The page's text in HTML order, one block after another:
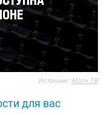
Источник: Матч ТВ
для вас